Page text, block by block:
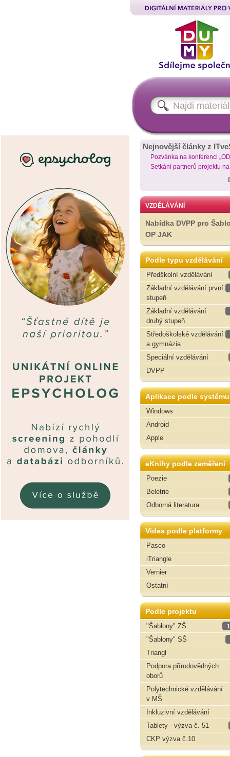
Nejnovější články z
Pozvánka na konferenci
Setkání partnerů projektu
VZDĚLÁVÁNÍ
Nabídka DVPP pro
OP JAK
Podle typu vzdělávání
Předškolní vzdělávání
Základní vzdělávání první
stupeň
Základní vzdělávání
druhý stupeň
Středoškolské vzdělávání
a gymnázia
Speciální vzdělávání
DVPP
Aplikace podle systému
Windows
Android
Apple
eKnihy podle zaměření
Poezie
Beletrie
Odborná literatura
Videa podle platformy
Pasco
iTriangle
Vernier
Ostatní
Podle projektu
"Šablony" ZŠ
"Šablony" SŠ
Triangl
Podpora přírodovědných
oborů
Polytechnické vzdělávání
v MŠ
Inkluzivní vzdělávání
Tablety - výzva č. 51
CKP výzva č.10